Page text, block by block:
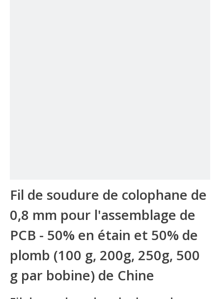
Fil de soudure de colophane de
0,8 mm pour l'assemblage de
PCB - 50% en étain et 50% de
plomb (100 g, 200g, 250g, 500
g par bobine) de Chine